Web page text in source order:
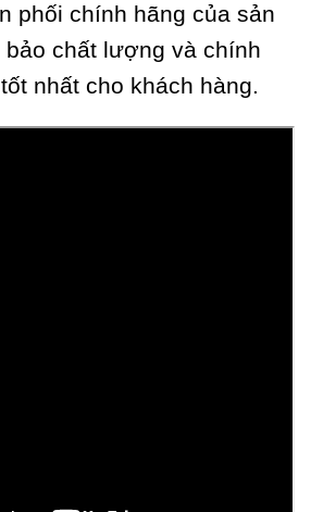
phối chính hãng của sản
bảo chất lượng và chính
nhất cho khách hàng.